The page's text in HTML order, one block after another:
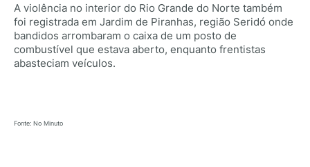
A violência no interior do Rio Grande do Norte também
foi registrada em Jardim de Piranhas, região Seridó onde
bandidos arrombaram o caixa de um posto de
combustível que estava aberto, enquanto frentistas
abasteciam veículos.
Fonte: No Minuto